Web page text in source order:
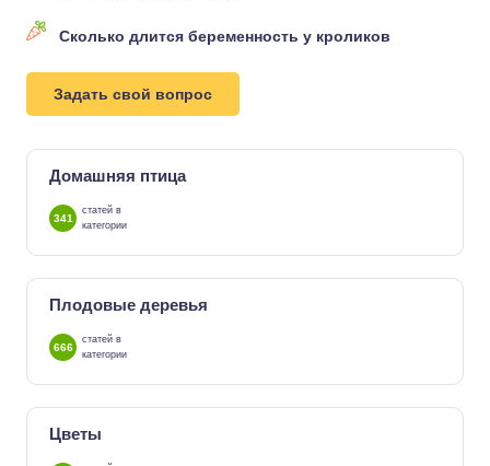
Сколько длится беременность у кроликов
Задать свой вопрос
Домашняя птица
341
статей в
категории
Плодовые деревья
666
статей в
категории
Цветы